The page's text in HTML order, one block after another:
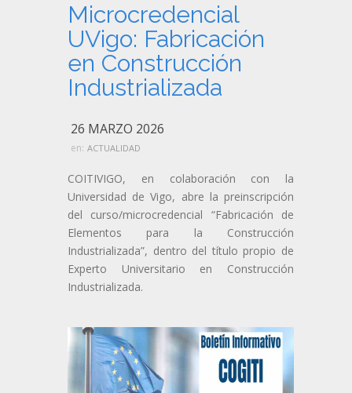
Microcredencial
UVigo: Fabricación
en Construcción
Industrializada
26 MARZO 2026
en: ACTUALIDAD
COITIVIGO, en colaboración con la
Universidad de Vigo, abre la preinscripción
del curso/microcredencial “Fabricación de
Elementos para la Construcción
Industrializada”, dentro del título propio de
Experto Universitario en Construcción
Industrializada.